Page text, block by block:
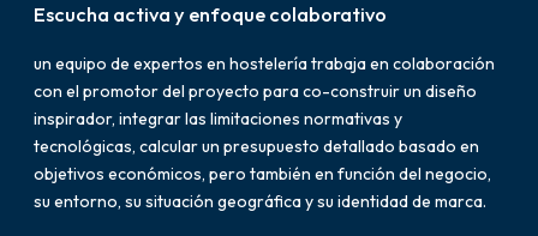
Escucha activa y enfoque colaborativo
un equipo de expertos en hostelería trabaja en colaboración
con el promotor del proyecto para co-construir un diseño
inspirador, integrar las limitaciones normativas y
tecnológicas, calcular un presupuesto detallado basado en
objetivos económicos, pero también en función del negocio,
su entorno, su situación geográfica y su identidad de marca.